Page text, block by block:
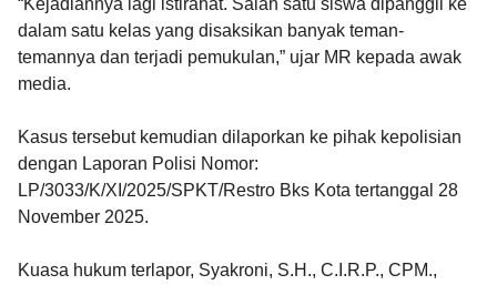
dalam satu kelas yang disaksikan banyak teman-
temannya dan terjadi pemukulan,” ujar MR kepada awak
media.
Kasus tersebut kemudian dilaporkan ke pihak kepolisian
dengan Laporan Polisi Nomor:
LP/3033/K/XI/2025/SPKT/Restro Bks Kota tertanggal 28
November 2025.
Kuasa hukum terlapor, Syakroni, S.H., C.I.R.P., CPM.,